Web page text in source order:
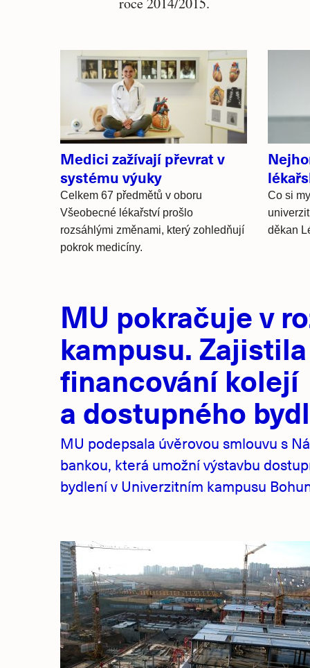
Související
články
Medici zažívají převrat v
systému výuky
Celkem 67 předmětů v oboru
Všeobecné lékařství prošlo
rozsáhlými změnami, který zohledňují
pokrok medicíny.
Co si
děkan
novinky
MU pokračuje v
kampusu. Zajistila
financování kolejí
a dostupného
MU podepsala úvěrovou smlouvu s
bankou, která umožní výstavbu
bydlení v Univerzitním kampusu